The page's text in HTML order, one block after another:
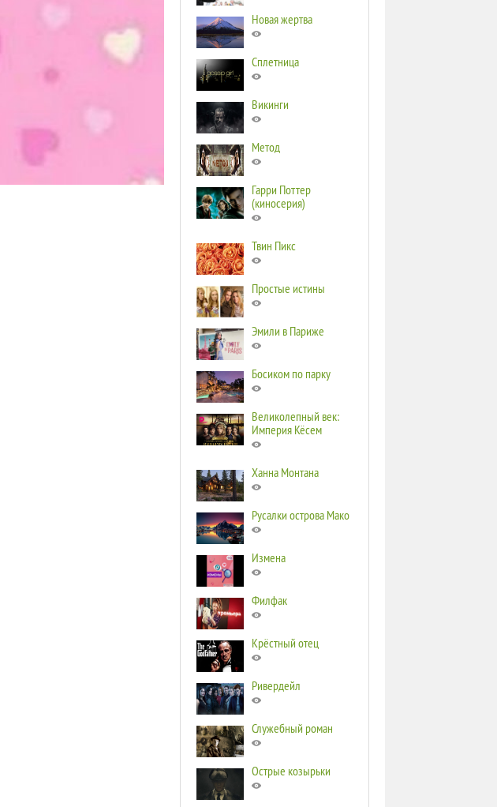
Новая жертва
Сплетница
Викинги
Метод
Гарри Поттер
(киносерия)
Твин Пикс
Простые истины
Эмили в Париже
Босиком по парку
Великолепный век:
Империя Кёсем
Ханна Монтана
Русалки острова Мако
Измена
Филфак
Крёстный отец
Ривердейл
Служебный роман
Острые козырьки